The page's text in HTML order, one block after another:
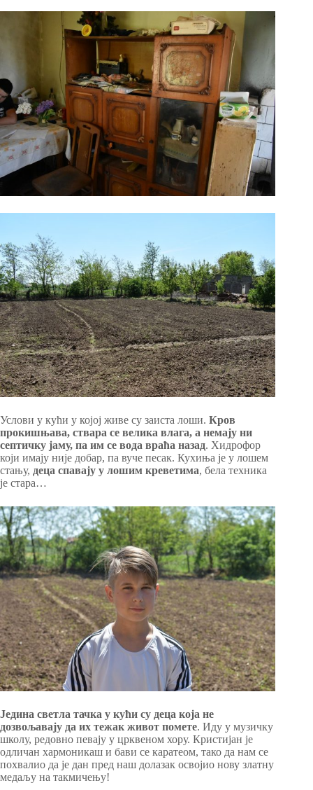
Услови у кући у којој живе су заиста лоши. Кров
прокишњава, ствара се велика влага, а немају ни
септичку јаму, па им се вода враћа назад. Хидрофор
који имају није добар, па вуче песак. Кухиња је у лошем
стању, деца спавају у лошим креветима, бела техника
је стара…
Једина светла тачка у кући су деца која не
дозвољавају да их тежак живот помете. Иду у музичку
школу, редовно певају у црквеном хору. Кристијан је
одличан хармоникаш и бави се каратеом, тако да нам се
похвалио да је дан пред наш долазак освојио нову златну
медаљу на такмичењу!